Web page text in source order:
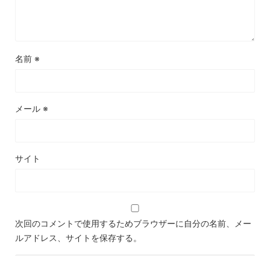
名前 ※
メール ※
サイト
次回のコメントで使用するためブラウザーに自分の名前、メー
ルアドレス、サイトを保存する。